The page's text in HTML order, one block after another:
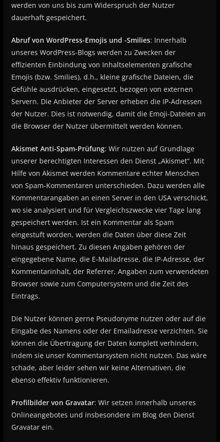
werden von uns bis zum Widerspruch der Nutzer
dauerhaft gespeichert.
Abruf von WordPress-Emojis und -Smilies: Innerhalb
unseres WordPress-Blogs werden zu Zwecken der
effizienten Einbindung von Inhaltselementen grafische
Emojis (bzw. Smilies), d.h., kleine grafische Dateien, die
Gefühle ausdrücken, eingesetzt, bezogen von externen
Servern. Die Anbieter der Server erheben die IP-Adressen
der Nutzer. Dies ist notwendig, damit die Emoji-Dateien an
die Browser der Nutzer übermittelt werden können.
Akismet Anti-Spam-Prüfung: Wir nutzen auf Grundlage
unserer berechtigten Interessen den Dienst „Akismet“. Mit
Hilfe von Akismet werden Kommentare echter Menschen
von Spam-Kommentaren unterschieden. Dazu werden alle
Kommentarangaben an einen Server in den USA verschickt,
wo sie analysiert und für Vergleichszwecke vier Tage lang
gespeichert werden. Ist ein Kommentar als Spam
eingestuft worden, werden die Daten über diese Zeit
hinaus gespeichert. Zu diesen Angaben gehören der
eingegebene Name, die E-Mailadresse, die IP-Adresse, der
Kommentarinhalt, der Referrer, Angaben zum verwendeten
Browser sowie zum Computersystem und die Zeit des
Eintrags.
Die Nutzer können gerne Pseudonyme nutzen oder auf die
Eingabe des Namens oder der Emailadresse verzichten. Sie
können die Übertragung der Daten komplett verhindern,
indem sie unser Kommentarsystem nicht nutzen. Das wäre
schade, aber leider sehen wir keine Alternativen, die
ebenso effektiv funktionieren.
Profilbilder von Gravatar: Wir setzen innerhalb unseres
Onlineangebotes und insbesondere im Blog den Dienst
Gravatar ein.